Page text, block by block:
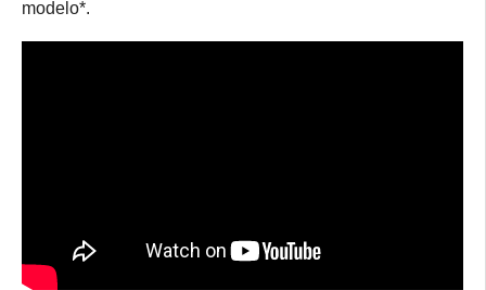
modelo*.